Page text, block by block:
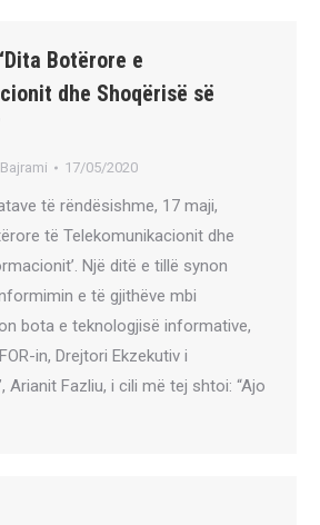
Botërore e
dhe Shoqërisë së
17/05/2020
të rëndësishme, 17 maji,
të Telekomunikacionit dhe
Një ditë e tillë synon
e të gjithëve mbi
bota e teknologjisë informative,
in, Drejtori Ekzekutiv i
Arianit Fazliu, i cili më tej shtoi: “Ajo